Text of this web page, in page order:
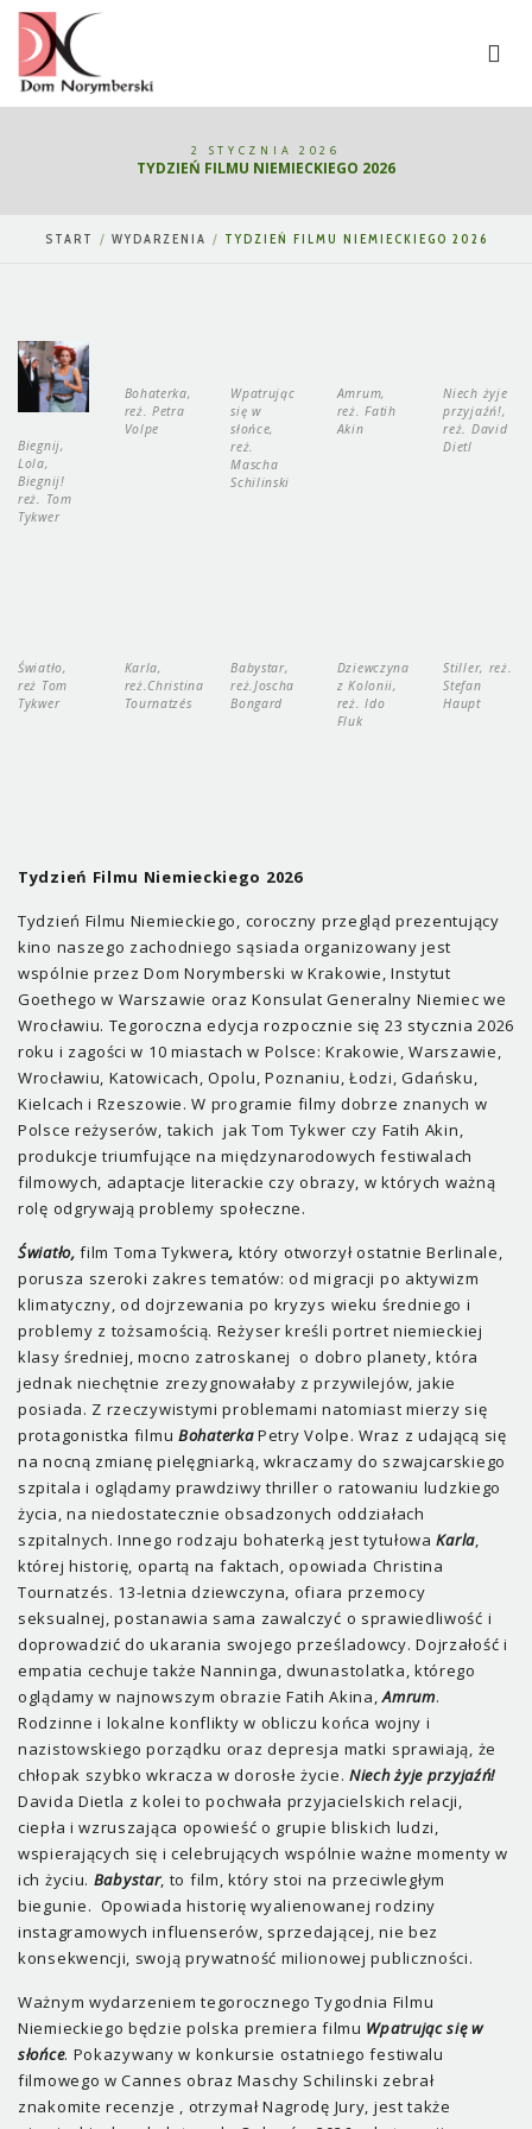
2 STYCZNIA 2026
TYDZIEŃ FILMU NIEMIECKIEGO 2026
START WYDARZENIA TYDZIEŃ FILMU NIEMIECKIEGO 2026
Biegnij,
Lola,
Biegnij!
reż. Tom
Tykwer
Bohaterka,
reż. Petra
Volpe
Wpatrując
się w
słońce,
reż.
Mascha
Schilinski
Amrum,
reż. Fatih
Akin
Niech żyje
przyjaźń!,
reż. David
Dietl
Światło,
reż Tom
Tykwer
Karla,
reż.Christina
Tournatzés
Babystar,
reż.Joscha
Bongard
Dziewczyna
z Kolonii,
reż. Ido
Fluk
Stiller, reż.
Stefan
Haupt
Tydzień Filmu Niemieckiego 2026
Tydzień Filmu Niemieckiego, coroczny przegląd prezentujący
kino naszego zachodniego sąsiada organizowany jest
wspólnie przez Dom Norymberski w Krakowie, Instytut
Goethego w Warszawie oraz Konsulat Generalny Niemiec we
Wrocławiu. Tegoroczna edycja rozpocznie się 23 stycznia 2026
roku i zagości w 10 miastach w Polsce: Krakowie, Warszawie,
Wrocławiu, Katowicach, Opolu, Poznaniu, Łodzi, Gdańsku,
Kielcach i Rzeszowie. W programie filmy dobrze znanych w
Polsce reżyserów, takich jak Tom Tykwer czy Fatih Akin,
produkcje triumfujące na międzynarodowych festiwalach
filmowych, adaptacje literackie czy obrazy, w których ważną
rolę odgrywają problemy społeczne.
Światło,film Toma Tykwera, który otworzył ostatnie Berlinale,
porusza szeroki zakres tematów: od migracji po aktywizm
klimatyczny, od dojrzewania po kryzys wieku średniego i
problemy z tożsamością. Reżyser kreśli portret niemieckiej
klasy średniej, mocno zatroskanej o dobro planety, która
jednak niechętnie zrezygnowałaby z przywilejów, jakie
posiada. Z rzeczywistymi problemami natomiast mierzy się
protagonistka filmu BohaterkaPetry Volpe. Wraz z udającą się
na nocną zmianę pielęgniarką, wkraczamy do szwajcarskiego
szpitala i oglądamy prawdziwy thriller o ratowaniu ludzkiego
życia, na niedostatecznie obsadzonych oddziałach
szpitalnych. Innego rodzaju bohaterką jest tytułowaKarla,
której historię, opartą na faktach, opowiada Christina
Tournatzés. 13-letnia dziewczyna, ofiara przemocy
seksualnej, postanawia sama zawalczyć o sprawiedliwość i
doprowadzić do ukarania swojego prześladowcy. Dojrzałość i
empatia cechuje także Nanninga, dwunastolatka, którego
oglądamy w najnowszym obrazie Fatih Akina,Amrum.
Rodzinne i lokalne konflikty w obliczu końca wojny i
nazistowskiego porządku oraz depresja matki sprawiają, że
chłopak szybko wkracza w dorosłe życie. Niech żyje przyjaźń!
Davida Dietla z kolei to pochwała przyjacielskich relacji,
ciepła i wzruszająca opowieść o grupie bliskich ludzi,
wspierających się i celebrujących wspólnie ważne momenty w
ich życiu. Babystar, to film, który stoi na przeciwległym
biegunie. Opowiada historię wyalienowanej rodziny
instagramowych influenserów, sprzedającej, nie bez
konsekwencji, swoją prywatność milionowej publiczności.
Ważnym wydarzeniem tegorocznego Tygodnia Filmu
Niemieckiego będzie polska premiera filmu Wpatrując się w
słońce. Pokazywany w konkursie ostatniego festiwalu
filmowego w Cannes obraz Maschy Schilinski zebrał
znakomite recenzje , otrzymał Nagrodę Jury, jest także